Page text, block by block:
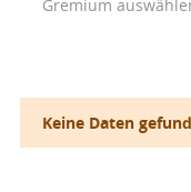
Gremium
Keine Daten